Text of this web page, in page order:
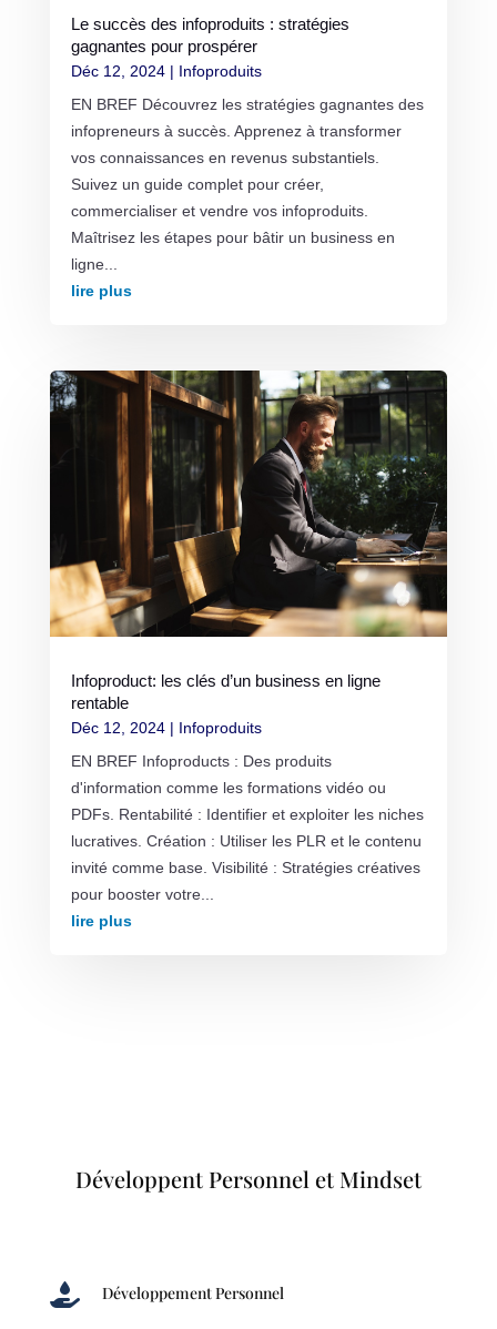
Le succès des infoproduits : stratégies
gagnantes pour prospérer
Déc 12, 2024| Infoproduits
EN BREF Découvrez les stratégies gagnantes des
infopreneurs à succès. Apprenez à transformer
vos connaissances en revenus substantiels.
Suivez un guide complet pour créer,
commercialiser et vendre vos infoproduits.
Maîtrisez les étapes pour bâtir un business en
ligne...
lire plus
Infoproduct: les clés d’un business en ligne
rentable
Déc 12, 2024| Infoproduits
EN BREF Infoproducts : Des produits
d'information comme les formations vidéo ou
PDFs. Rentabilité : Identifier et exploiter les niches
lucratives. Création : Utiliser les PLR et le contenu
invité comme base. Visibilité : Stratégies créatives
pour booster votre...
lire plus
Développent Personnel et Mindset
 Développement Personnel